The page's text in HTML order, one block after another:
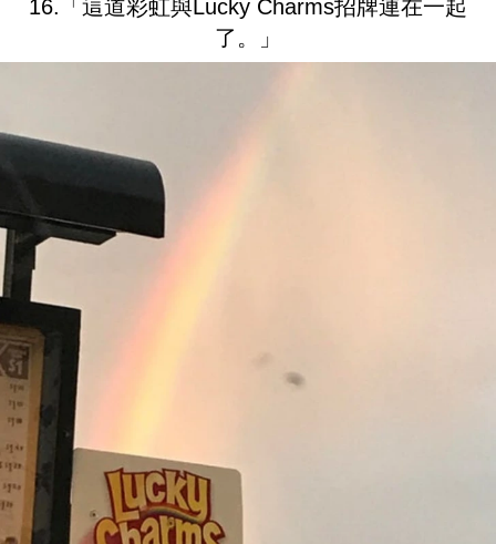
16.「這道彩虹與Lucky Charms招牌連在一起
了。」